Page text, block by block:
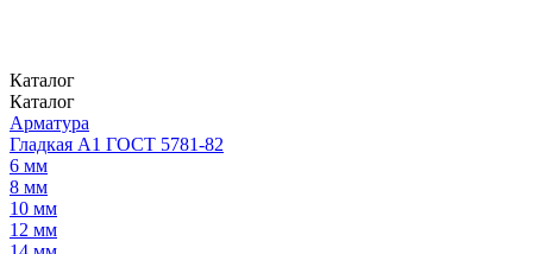
Каталог
Каталог
Арматура
Гладкая А1 ГОСТ 5781-82
6 мм
8 мм
10 мм
12 мм